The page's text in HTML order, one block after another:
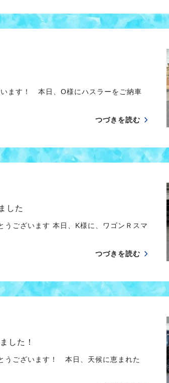
ます！ 本日、O様にハスラーをご納車
つづきを読む
した
うございます 本日、K様に、ワゴンＲスマ
つづきを読む
した！
うございます！ 本日、天候に恵まれた